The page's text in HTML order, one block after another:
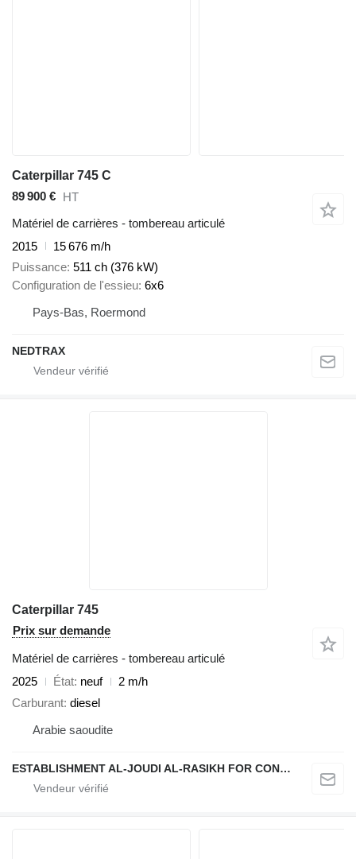
Caterpillar 745 C
89 900 €
HT
Matériel de carrières - tombereau articulé
2015
15 676 m/h
Puissance 511 ch (376 kW)
Configuration de l'essieu 6x6
Pays-Bas, Roermond
NEDTRAX
Caterpillar 745
Prix sur demande
Matériel de carrières - tombereau articulé
2025
État neuf
2 m/h
Carburant diesel
Arabie saoudite
ESTABLISHMENT AL-JOUDI AL-RASIKH FOR CONSTRUCTION